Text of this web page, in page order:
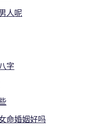
人呢
字
命婚姻好吗